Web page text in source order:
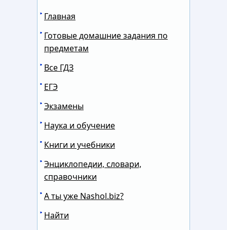
Главная
Готовые домашние задания по
предметам
Все ГДЗ
ЕГЭ
Экзамены
Наука и обучение
Книги и учебники
Энциклопедии, словари,
справочники
А ты уже Nashol.biz?
Найти